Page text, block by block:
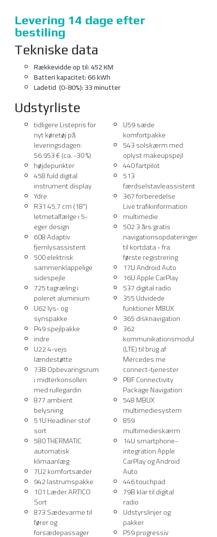
Levering 14 dage efter
bestiling
Tekniske data
Rækkevidde op til: 452 KM
Batteri kapacitet: 66 kWh
Ladetid (0-80%): 33 minutter
Udstyrliste
tidligere Listepris for
nyt køretøj på
leveringsdagen:
56.953 € (ca. -30 %)
højdepunkter
458 fuld digital
instrument display
Ydre
R31 45,7 cm (18")
letmetalfælge i 5-
eger design
608 Adaptiv
fjernlysassistent
500 elektrisk
sammenklappelige
sidespejle
725 tagræling i
poleret aluminium
U62 lys- og
synspakke
P49 spejlpakke
indre
U22 4-vejs
lændestøtte
73B Opbevaringsrum
i midterkonsollen
med rullegardin
877 ambient
belysning
51U Headliner stof
sort
580 THERMATIC
automatisk
klimaanlæg
7U2 komfortsæder
942 lastrumspakke
101 Læder ARTICO
Sort
873 Sædevarme til
fører og
forsædepassager
U59 sæde
komfortpakke
543 solskærm med
oplyst makeupspejl
440 fartpilot
513
færdselstavleassistent
367 forberedelse
Live trafikinformation
multimedie
502 3 års gratis
navigationsopdateringer
til kortdata - fra
første registrering
17U Android Auto
16U Apple CarPlay
537 digital radio
355 Udvidede
funktioner MBUX
365 disknavigation
362
kommunikationsmodul
(LTE) til brug af
Mercedes me
connect-tjenester
PBF Connectivity
Package Navigation
548 MBUX
multimediesystem
859
multimedieskærm
14U smartphone-
integration Apple
CarPlay og Android
Auto
446 touchpad
79B klar til digital
radio
Udstyrslinjer og
pakker
P59 progressiv